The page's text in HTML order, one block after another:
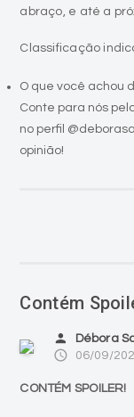
abraço, e até a
Classificação
O que você achou
Conte para nós
no perfil
opinião!
Contém
person Débora
access_time 06/09/
CONTÉM SPOILER!